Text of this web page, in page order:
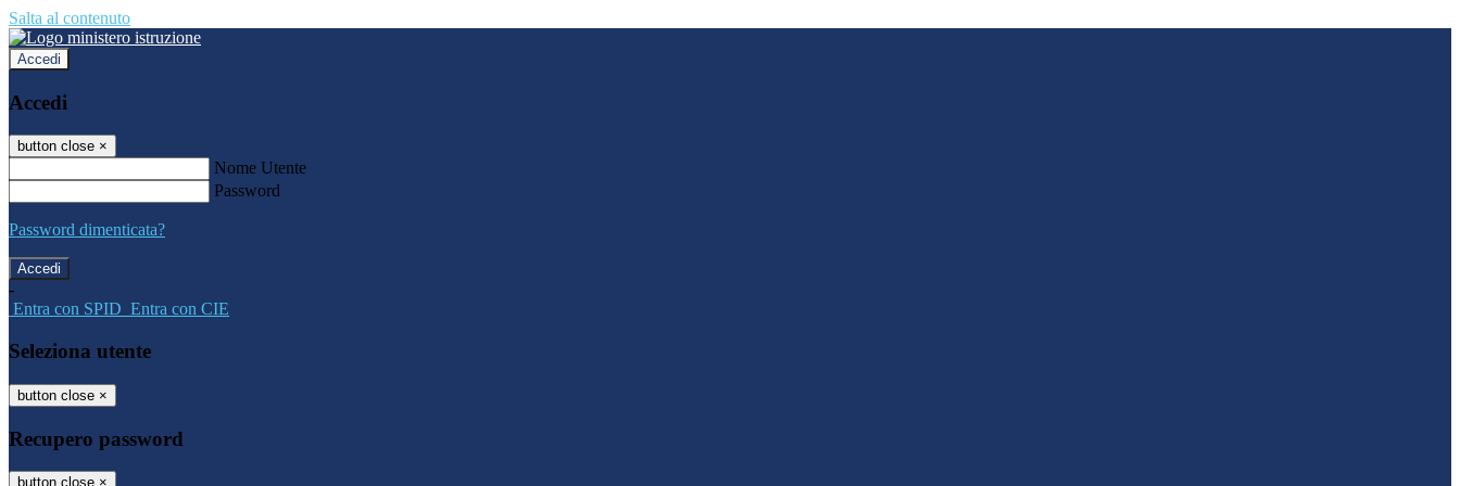
Salta al contenuto
Accedi
Accedi
button close ×
Nome Utente
Password
Password dimenticata?
-
Entra con SPID Entra con CIE
Seleziona utente
button close ×
Recupero password
button close ×